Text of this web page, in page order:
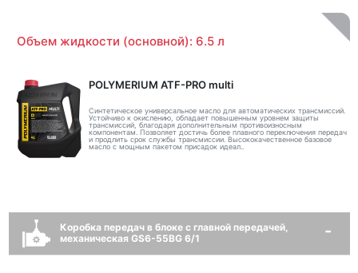
Объем жидкости (основной): 6.5 л
POLYMERIUM ATF-PRO multi
Синтетическое универсальное масло для автоматических трансмиссий.
Устойчиво к окислению, обладает повышенным уровнем защиты
трансмиссий, благодаря дополнительным противоизносным
компонентам. Позволяет достичь более плавного переключения передач
и продлить срок службы трансмиссии. Высококачественное базовое
масло с мощным пакетом присадок идеал..
Коробка передач в блоке с главной передачей,
механическая GS6-55BG 6/1